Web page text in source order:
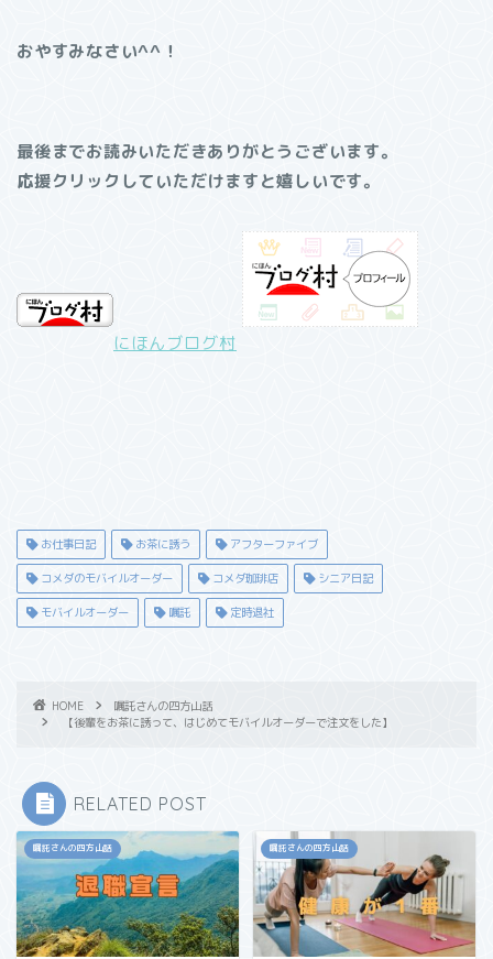
おやすみなさい^^！
最後までお読みいただきありがとうございます。
応援クリックしていただけますと嬉しいです。
にほんブログ村
お仕事日記 お茶に誘う アフターファイブ
コメダのモバイルオーダー コメダ珈琲店 シニア日記
モバイルオーダー 嘱託 定時退社
HOME
嘱託さんの四方山話
【後輩をお茶に誘って、はじめてモバイルオーダーで注文をした】
RELATED POST
嘱託さんの四方山話 嘱託さんの四方山話